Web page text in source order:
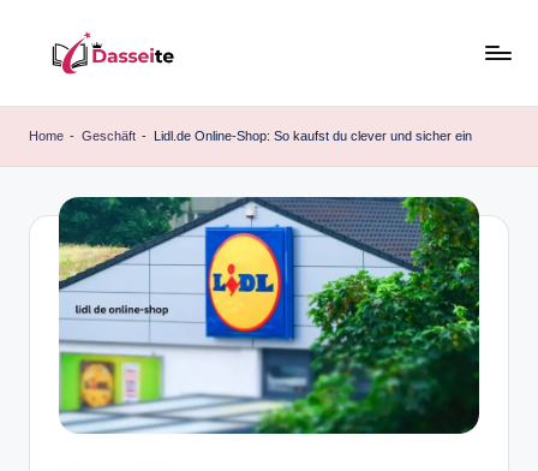
content
a
s
s
Home - Geschäft - Lidl.de Online-Shop: So kaufst du clever und sicher ein